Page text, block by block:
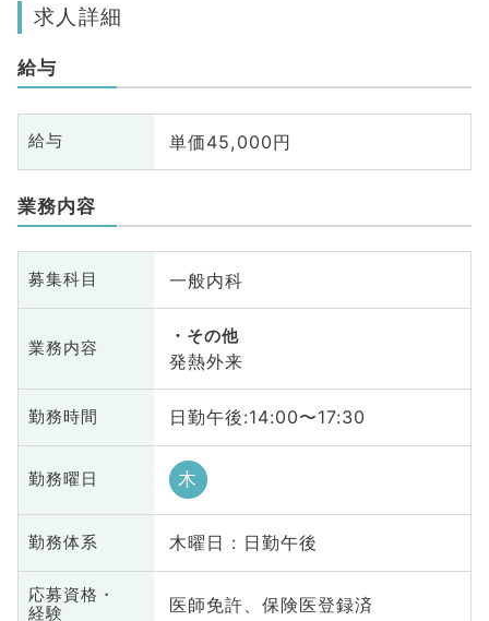
求人詳細
給与
給与 単価45,000円
業務内容
募集科目 一般内科
業務内容
その他
発熱外来
勤務時間 日勤午後:14:00〜17:30
勤務曜日 木
勤務体系 木曜日 : 日勤午後
応募資格・
経験
医師免許、保険医登録済